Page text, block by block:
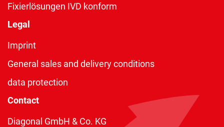
Fixierlösungen IVD konform
Legal
Imprint
General sales and delivery conditions
data protection
Contact
Diagonal GmbH & Co. KG